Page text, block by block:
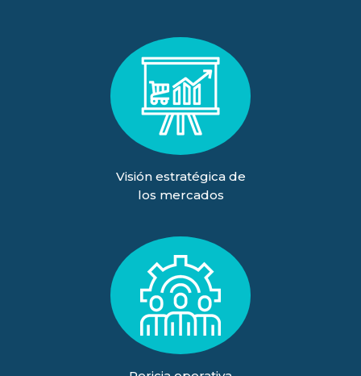
Visión estratégica de
los mercados